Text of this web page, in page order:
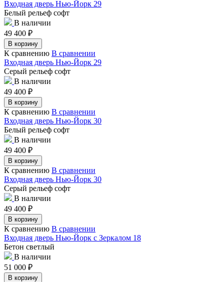
Входная дверь Нью-Йорк 29
Белый рельеф софт
В наличии
49 400 ₽
В корзину
К сравнению В сравнении
Входная дверь Нью-Йорк 29
Серый рельеф софт
В наличии
49 400 ₽
В корзину
К сравнению В сравнении
Входная дверь Нью-Йорк 30
Белый рельеф софт
В наличии
49 400 ₽
В корзину
К сравнению В сравнении
Входная дверь Нью-Йорк 30
Серый рельеф софт
В наличии
49 400 ₽
В корзину
К сравнению В сравнении
Входная дверь Нью-Йорк с Зеркалом 18
Бетон светлый
В наличии
51 000 ₽
В корзину